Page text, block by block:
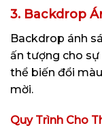
3. Backdrop
Backdrop ánh
ấn tượng cho sự
thể biến đổi
mời.
Quy Trình Cho